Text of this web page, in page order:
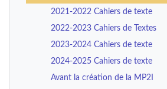
2021-2022 Cahiers de texte
2022-2023 Cahiers de Textes
2023-2024 Cahiers de texte
2024-2025 Cahiers de texte
Avant la création de la MP2I